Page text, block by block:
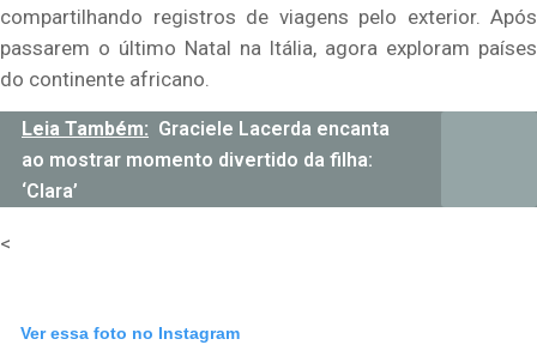
compartilhando registros de viagens pelo exterior. Após
passarem o último Natal na Itália, agora exploram países
do continente africano.
Leia Também: Graciele Lacerda encanta
ao mostrar momento divertido da filha:
‘Clara’
<
Ver essa foto no Instagram